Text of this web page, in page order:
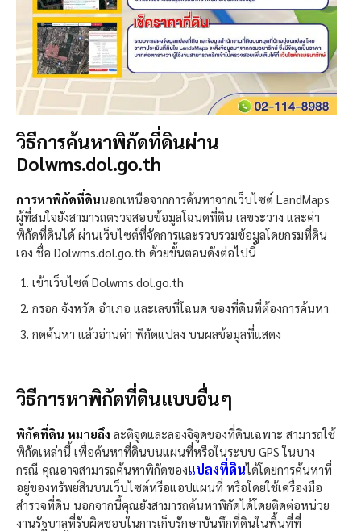
วิธีการค้นหาพิกัดที่ดินผ่าน
Dolwms.dol.go.th
การหาพิกัดที่ดินนอกเหนือจากการค้นหาจากเว็บไซต์ LandMaps
ผู้ที่สนใจยังสามารถตรวจสอบข้อมูลโฉนดที่ดิน เลขระวาง และค่า
พิกัดที่ดินได้ ผ่านเว็บไซต์ที่จัดการและรวบรวมข้อมูลโดยกรมที่ดิน
เอง ชื่อ Dolwms.dol.go.th ด้วยขั้นตอนดังต่อไปนี้
เข้าเว็บไซต์ Dolwms.dol.go.th
กรอก จังหวัด อำเภอ และเลขที่โฉนด ของที่ดินที่ต้องการค้นหา
กดค้นหา แล้วอ่านค่า พิกัดแปลง บนผลข้อมูลที่แสดง
วิธีการหาพิกัดที่ดินแบบอื่นๆ
พิกัดที่ดิน หมายถึง ละติจูดและลองจิจูดของที่ดินเฉพาะ สามารถใช้
พิกัดเหล่านี้ เพื่อค้นหาที่ดินบนแผนที่หรือในระบบ GPS ในบาง
กรณี คุณอาจสามารถค้นหาพิกัดของแปลงที่ดินได้โดยการค้นหาที่
อยู่ของทรัพย์สินบนเว็บไซต์หรือแอปแผนที่ หรือโดยใช้เครื่องมือ
สำรวจที่ดิน นอกจากนี้คุณยังสามารถค้นหาพิกัดได้โดยติดต่อหน่วย
งานรัฐบาลที่รับผิดชอบในการเก็บรักษาบันทึกที่ดินในพื้นที่ที่